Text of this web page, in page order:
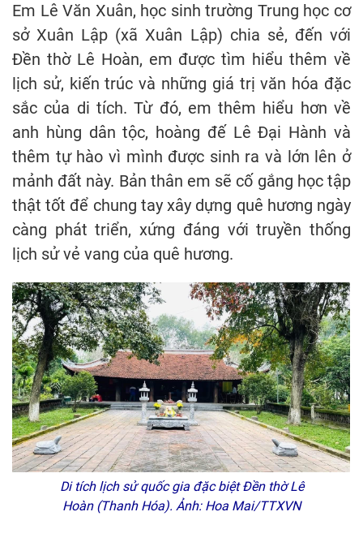
Em Lê Văn Xuân, học sinh trường Trung học cơ
sở Xuân Lập (xã Xuân Lập) chia sẻ, đến với
Đền thờ Lê Hoàn, em được tìm hiểu thêm về
lịch sử, kiến trúc và những giá trị văn hóa đặc
sắc của di tích. Từ đó, em thêm hiểu hơn về
anh hùng dân tộc, hoàng đế Lê Đại Hành và
thêm tự hào vì mình được sinh ra và lớn lên ở
mảnh đất này. Bản thân em sẽ cố gắng học tập
thật tốt để chung tay xây dựng quê hương ngày
càng phát triển, xứng đáng với truyền thống
lịch sử vẻ vang của quê hương.
Di tích lịch sử quốc gia đặc biệt Đền thờ Lê
Hoàn (Thanh Hóa). Ảnh: Hoa Mai/TTXVN